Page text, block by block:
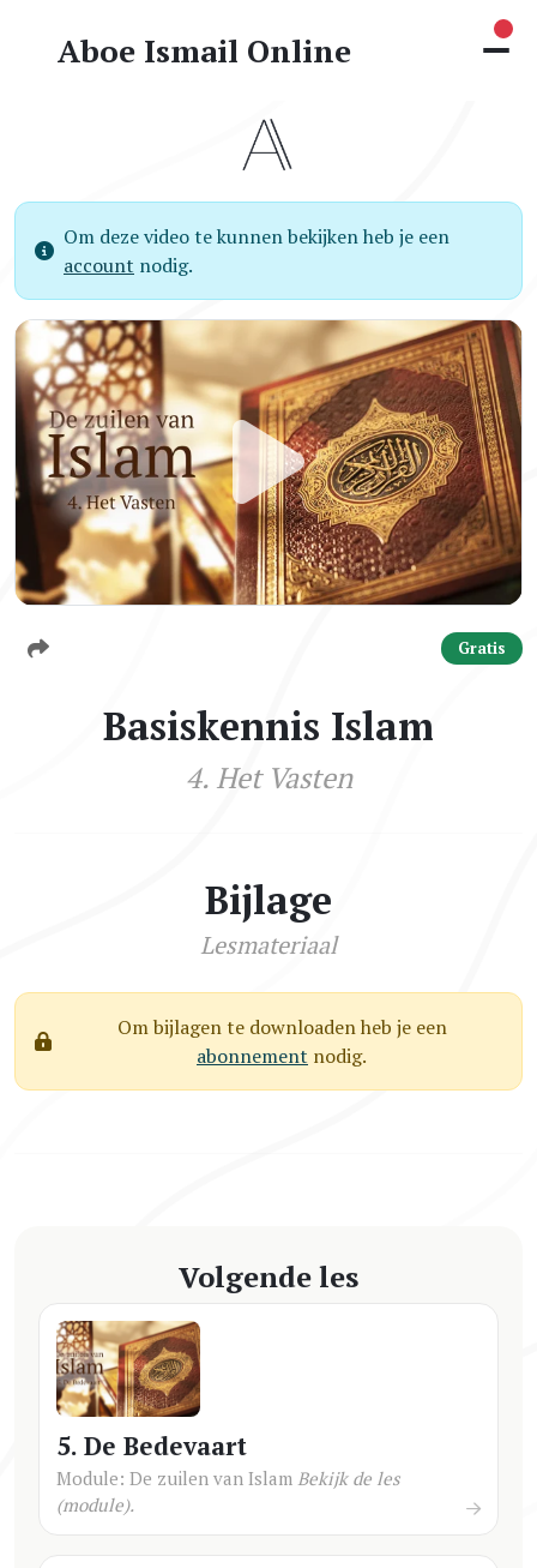
Aboe Ismail Online
Om deze video te kunnen bekijken heb je een
account nodig.
Gratis
Basiskennis Islam
4. Het Vasten
Bijlage
Lesmateriaal
Om bijlagen te downloaden heb je een
abonnement nodig.
Volgende les
5. De Bedevaart
Module: De zuilen van Islam Bekijk de les
(module).